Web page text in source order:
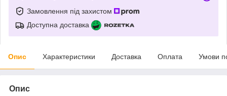
Замовлення під захистом
Доступна доставка
Опис Характеристики Доставка Оплата Умови
Опис